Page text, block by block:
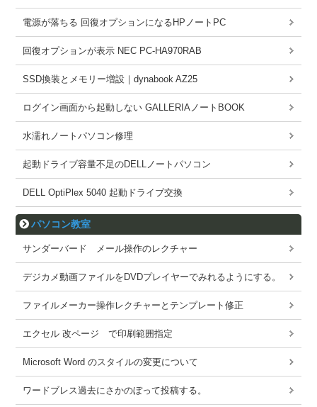
電源が落ちる 回復オプションになるHPノートPC
回復オプションが表示 NEC PC-HA970RAB
SSD換装とメモリー増設｜dynabook AZ25
ログイン画面から起動しない GALLERIAノートBOOK
水濡れノートパソコン修理
起動ドライブ容量不足のDELLノートパソコン
DELL OptiPlex 5040 起動ドライブ交換
パソコン教室
サンダーバード メール操作のレクチャー
デジカメ動画ファイルをDVDプレイヤーでみれるようにする。
ファイルメーカー操作レクチャーとテンプレート修正
エクセル 改ページ で印刷範囲指定
Microsoft Word のスタイルの変更について
ワードブレス過去にさかのぼって投稿する。